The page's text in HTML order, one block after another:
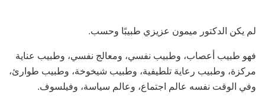
لم يكن الدكتور ميمون عزيزي طبيبًا وحسب.
فهو طبيب أعصاب، وطبيب نفسي، ومعالج نفسي، وطبيب عناية
مركزة، وطبيب رعاية تلطيفية، وطبيب شيخوخة، وطبيب طوارئ،
وفي الوقت نفسه عالم اجتماع، وعالم سياسة، وفيلسوف.